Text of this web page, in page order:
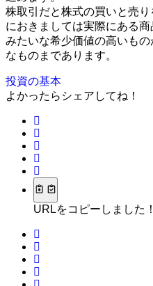
株取引だと株式の買いと売り
におきましては実際にある
みたいな希少価値の高いも
なものまであります。
投資の基本
よかったらシェアしてね！
URLをコピーしました！